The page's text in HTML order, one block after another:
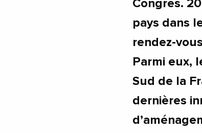
Congrès.
pays dans
rendez-
Parmi eux,
Sud de la
dernières